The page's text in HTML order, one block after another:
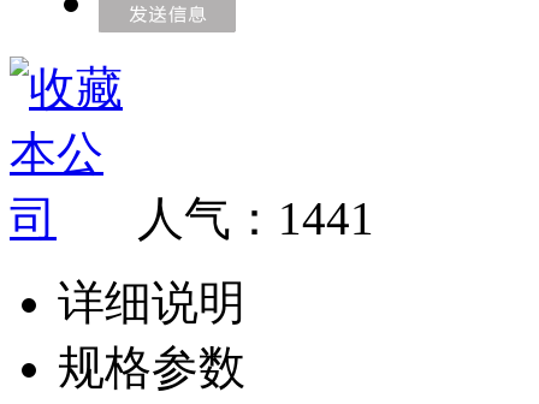
人气： 1441
详细说明
规格参数